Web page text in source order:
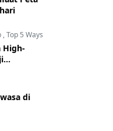
,Top 5 Ways
High-
di